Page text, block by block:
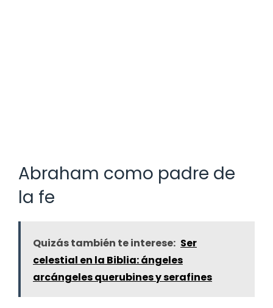
Abraham como padre de
la fe
Quizás también te interese: Ser
celestial en la Biblia: ángeles
arcángeles querubines y serafines